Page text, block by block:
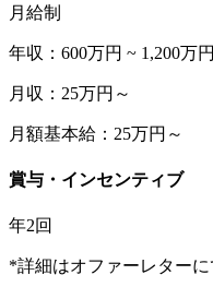
月給制
年収：600万円 ~ 1,200万円
月収：25万円～
月額基本給：25万円～
賞与・インセンティブ
年2回
*詳細はオファーレターに